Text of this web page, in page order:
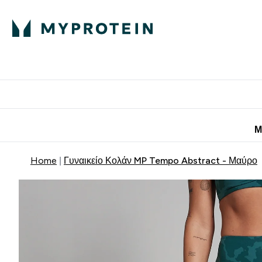
Home Γυναικείο Κολάν MP Tempo Abstract - Μαύρο